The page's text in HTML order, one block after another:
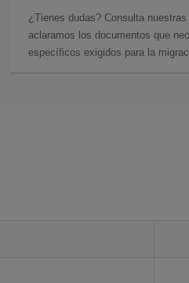
¿Tienes dudas? Consulta nuestras
aclaramos los documentos que
específicos exigidos para la